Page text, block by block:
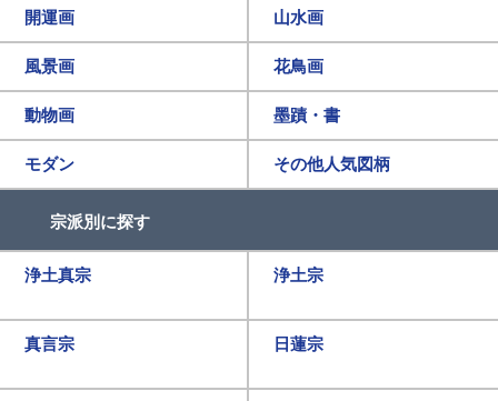
開運画 山水画
風景画 花鳥画
動物画 墨蹟・書
モダン その他人気図柄
宗派別に探す
浄土真宗 浄土宗
真言宗 日蓮宗